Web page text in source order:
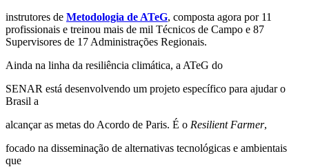
instrutores de Metodologia de ATeG, composta agora por 11
profissionais e treinou mais de mil Técnicos de Campo e 87
Supervisores de 17 Administrações Regionais.
Ainda na linha da resiliência climática, a ATeG do
SENAR está desenvolvendo um projeto específico para ajudar o
Brasil a
alcançar as metas do Acordo de Paris. É o Resilient Farmer,
focado na disseminação de alternativas tecnológicas e ambientais
que